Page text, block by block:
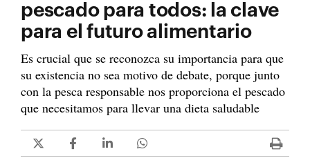
pescado para todos: la clave
para el futuro alimentario
Es crucial que se reconozca su importancia para que
su existencia no sea motivo de debate, porque junto
con la pesca responsable nos proporciona el pescado
que necesitamos para llevar una dieta saludable